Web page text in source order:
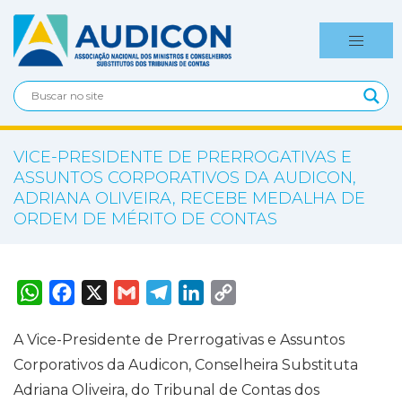
VICE-PRESIDENTE DE PRERROGATIVAS E
ASSUNTOS CORPORATIVOS DA AUDICON,
ADRIANA OLIVEIRA, RECEBE MEDALHA DE
ORDEM DE MÉRITO DE CONTAS
W
h
s
A
p
p
F
a
b
o
o
k
X
G
m
l
T
e
e
g
r
a
m
L
e
d
I
n
y
L
i
n
k
A Vice-Presidente de Prerrogativas e Assuntos
Corporativos da Audicon, Conselheira Substituta
Adriana Oliveira, do Tribunal de Contas dos